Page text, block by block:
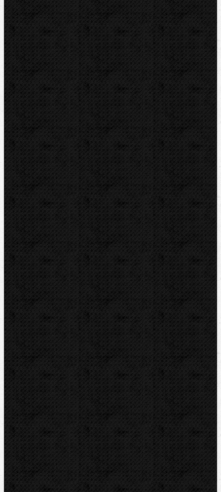
Závitořezy
Drážkovače
Pily
Tlakové pumpy
Čističky kanalizace
Odvápňovací systémy
Klimatizační technika
Vysoušení, odvlhčování
Zmrazovací zařízení
Vrtání a frézy
Elektomontážní nářadí
Lokalizace a trasování
Značky
RIDGID
BERNZOMATIC
NIPO